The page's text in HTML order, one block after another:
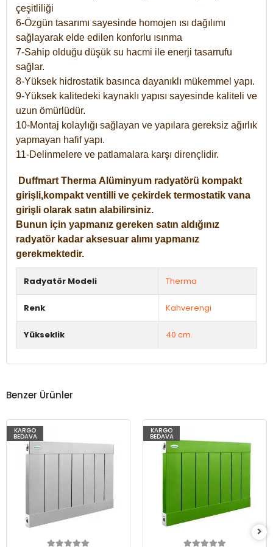
çeşitliliği
6-Özgün tasarımı sayesinde homojen ısı dağılımı
sağlayarak elde edilen konforlu ısınma
7-Sahip olduğu düşük su hacmi ile enerji tasarrufu
sağlar.
8-Yüksek hidrostatik basınca dayanıklı mükemmel yapı.
9-Yüksek kalitedeki kaynaklı yapısı sayesinde kaliteli ve
uzun ömürlüdür.
10-Montaj kolaylığı sağlayan ve yapılara gereksiz ağırlık
yapmayan hafif yapı.
11-Delinmelere ve patlamalara karşı dirençlidir.
Duffmart Therma Alüminyum radyatörü kompakt
girişli,kompakt ventilli ve çekirdek termostatik vana
girişli olarak satın alabilirsiniz.
Bunun için yapmanız gereken satın aldığınız
radyatör kadar aksesuar alımı yapmanız
gerekmektedir.
Radyatör Modeli Therma
Renk Kahverengi
Yükseklik 40 cm.
Benzer Ürünler
KARGO
BEDAVA
KARGO
BEDAVA